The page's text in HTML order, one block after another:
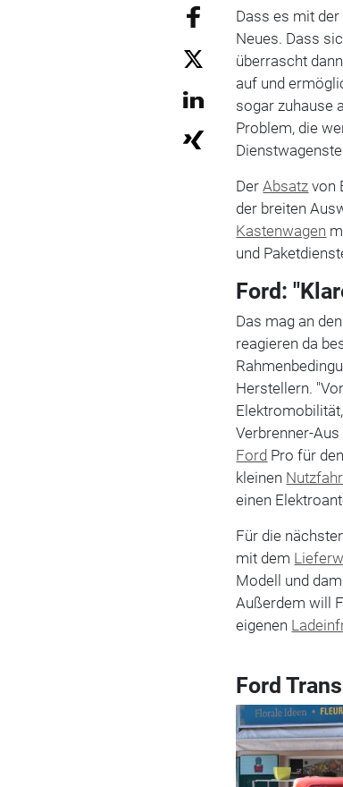
Dass es mit der
Neues. Dass
überrascht
auf und
sogar zuhause
Problem, die
DerAbsatz von
der breiten
Kastenwagen
und
Ford:
Das mag an
reagieren da
Herstellern.
Verbrenner-
Ford Pro für
kleinen
einen
Für die
mit dem
Modell und
Außerdem will
eigenen
Ford